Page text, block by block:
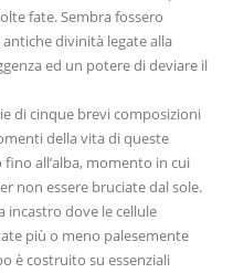
fate. Sembra fossero
divinità legate alla
ed un potere di deviare il
di cinque brevi composizioni
della vita di queste
all’alba, momento in cui
non essere bruciate dal sole.
incastro dove le cellule
più o meno palesemente
è costruito su essenziali